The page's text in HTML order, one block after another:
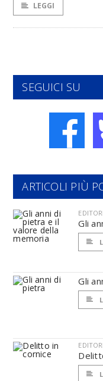
LEGGI
SEGUICI SU
ARTICOLI PIÙ
Gli
Gli